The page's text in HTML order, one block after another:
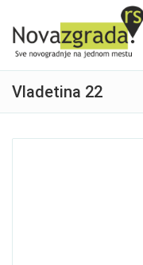
Vladetina 22